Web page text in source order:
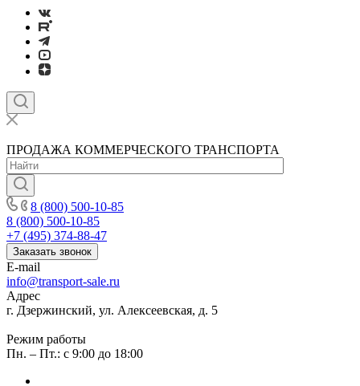
ПРОДАЖА КОММЕРЧЕСКОГО ТРАНСПОРТА
8 (800) 500-10-85
8 (800) 500-10-85
+7 (495) 374-88-47
Заказать звонок
E-mail
info@transport-sale.ru
Адрес
г. Дзержинский, ул. Алексеевская, д. 5
Режим работы
Пн. – Пт.: с 9:00 до 18:00